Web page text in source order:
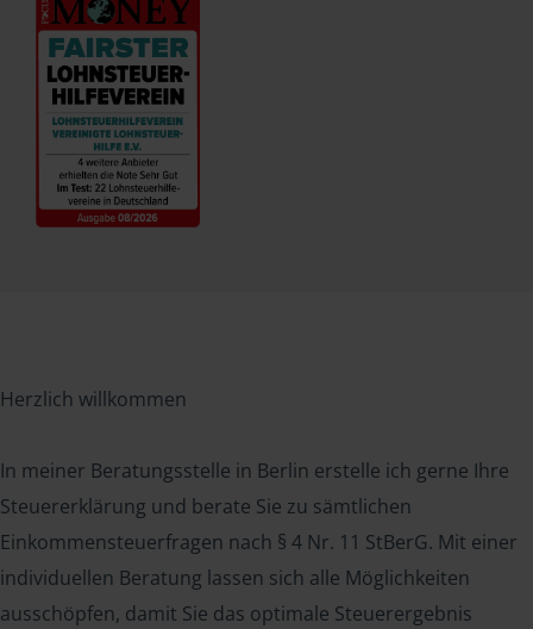
Herzlich willkommen
In meiner Beratungsstelle in Berlin erstelle ich gerne Ihre
Steuererklärung und berate Sie zu sämtlichen
Einkommensteuerfragen nach § 4 Nr. 11 StBerG. Mit einer
individuellen Beratung lassen sich alle Möglichkeiten
ausschöpfen, damit Sie das optimale Steuerergebnis